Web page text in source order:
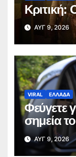
Κριτική:
ΑΥΓ 9, 2026
VIRAL ΕΛΛΑΔΑ
Φεύγετε
σημεία
πρέπει
ταξίδι
ΑΥΓ 9, 2026